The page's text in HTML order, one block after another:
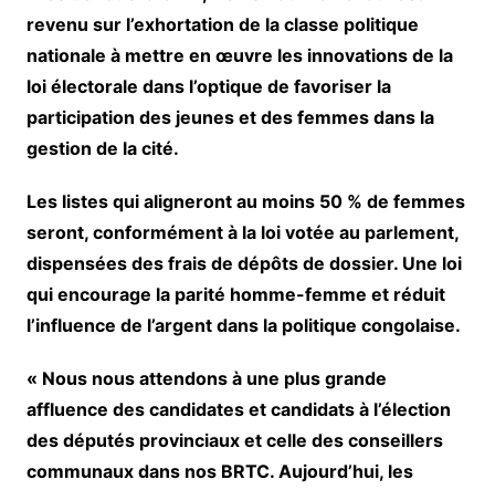
revenu sur l’exhortation de la classe politique
nationale à mettre en œuvre les innovations de la
loi électorale dans l’optique de favoriser la
participation des jeunes et des femmes dans la
gestion de la cité.
Les listes qui aligneront au moins 50 % de femmes
seront, conformément à la loi votée au parlement,
dispensées des frais de dépôts de dossier. Une loi
qui encourage la parité homme-femme et réduit
l’influence de l’argent dans la politique congolaise.
« Nous nous attendons à une plus grande
affluence des candidates et candidats à l’élection
des députés provinciaux et celle des conseillers
communaux dans nos BRTC. Aujourd’hui, les